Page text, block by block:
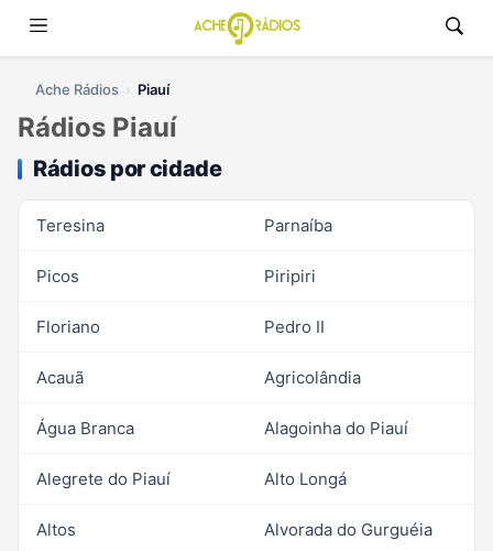
Ache Rádios Piauí
Rádios Piauí
Rádios por cidade
Teresina Parnaíba
Picos Piripiri
Floriano Pedro II
Acauã Agricolândia
Água Branca Alagoinha do Piauí
Alegrete do Piauí Alto Longá
Altos Alvorada do Gurguéia